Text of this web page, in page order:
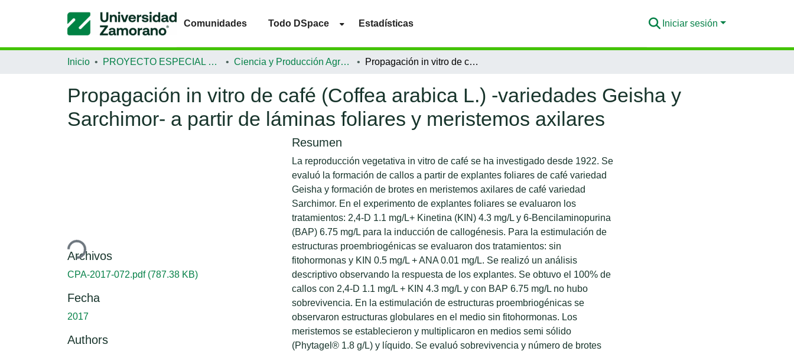
Comunidades Todo DSpace Estadísticas Iniciar sesión
Inicio PROYECTO ESPECIAL DE GRADUACIÓN Ciencia y Producción Agropecuaria Propagación in vitro de café (Coffea arabica L.) -variedades Geisha y Sarchimor- a partir de láminas foliares y meristemos axilares
Propagación in vitro de café (Coffea arabica L.) -variedades Geisha y
Sarchimor- a partir de láminas foliares y meristemos axilares
Cargando...
Archivos
CPA-2017-072.pdf (787.38 KB)
Fecha
2017
Authors
Resumen
La reproducción vegetativa in vitro de café se ha investigado desde 1922. Se
evaluó la formación de callos a partir de explantes foliares de café variedad
Geisha y formación de brotes en meristemos axilares de café variedad
Sarchimor. En el experimento de explantes foliares se evaluaron los
tratamientos: 2,4-D 1.1 mg/L+ Kinetina (KIN) 4.3 mg/L y 6-Bencilaminopurina
(BAP) 6.75 mg/L para la inducción de callogénesis. Para la estimulación de
estructuras proembriogénicas se evaluaron dos tratamientos: sin
fitohormonas y KIN 0.5 mg/L + ANA 0.01 mg/L. Se realizó un análisis
descriptivo observando la respuesta de los explantes. Se obtuvo el 100% de
callos con 2,4-D 1.1 mg/L + KIN 4.3 mg/L y con BAP 6.75 mg/L no hubo
sobrevivencia. En la estimulación de estructuras proembriogénicas se
observaron estructuras globulares en el medio sin fitohormonas. Los
meristemos se establecieron y multiplicaron en medios semi sólido
(Phytagel® 1.8 g/L) y líquido. Se evaluó sobrevivencia y número de brotes